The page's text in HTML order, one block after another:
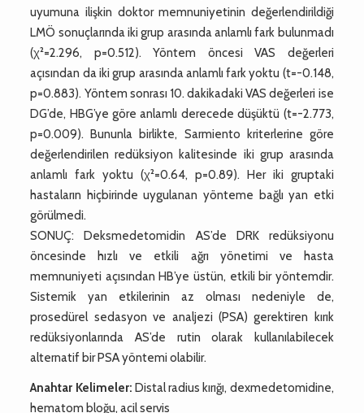
uyumuna ilişkin doktor memnuniyetinin değerlendirildiği
LMÖ sonuçlarında iki grup arasında anlamlı fark bulunmadı
(χ²=2.296, p=0.512). Yöntem öncesi VAS değerleri
açısından da iki grup arasında anlamlı fark yoktu (t=-0.148,
p=0.883). Yöntem sonrası 10. dakikadaki VAS değerleri ise
DG’de, HBG’ye göre anlamlı derecede düşüktü (t=-2.773,
p=0.009). Bununla birlikte, Sarmiento kriterlerine göre
değerlendirilen redüksiyon kalitesinde iki grup arasında
anlamlı fark yoktu (χ²=0.64, p=0.89). Her iki gruptaki
hastaların hiçbirinde uygulanan yönteme bağlı yan etki
görülmedi.
SONUÇ: Deksmedetomidin AS’de DRK redüksiyonu
öncesinde hızlı ve etkili ağrı yönetimi ve hasta
memnuniyeti açısından HB’ye üstün, etkili bir yöntemdir.
Sistemik yan etkilerinin az olması nedeniyle de,
prosedürel sedasyon ve analjezi (PSA) gerektiren kırık
redüksiyonlarında AS’de rutin olarak kullanılabilecek
alternatif bir PSA yöntemi olabilir.
Anahtar Kelimeler: Distal radius kırığı, dexmedetomidine,
hematom bloğu, acil servis